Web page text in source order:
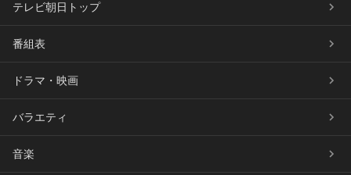
テレビ朝日トップ
番組表
ドラマ・映画
バラエティ
音楽